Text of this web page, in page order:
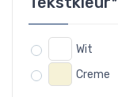
Wit
Creme